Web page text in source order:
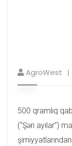
AgroWest
500 qramlıq
(“Şən ayılar”)